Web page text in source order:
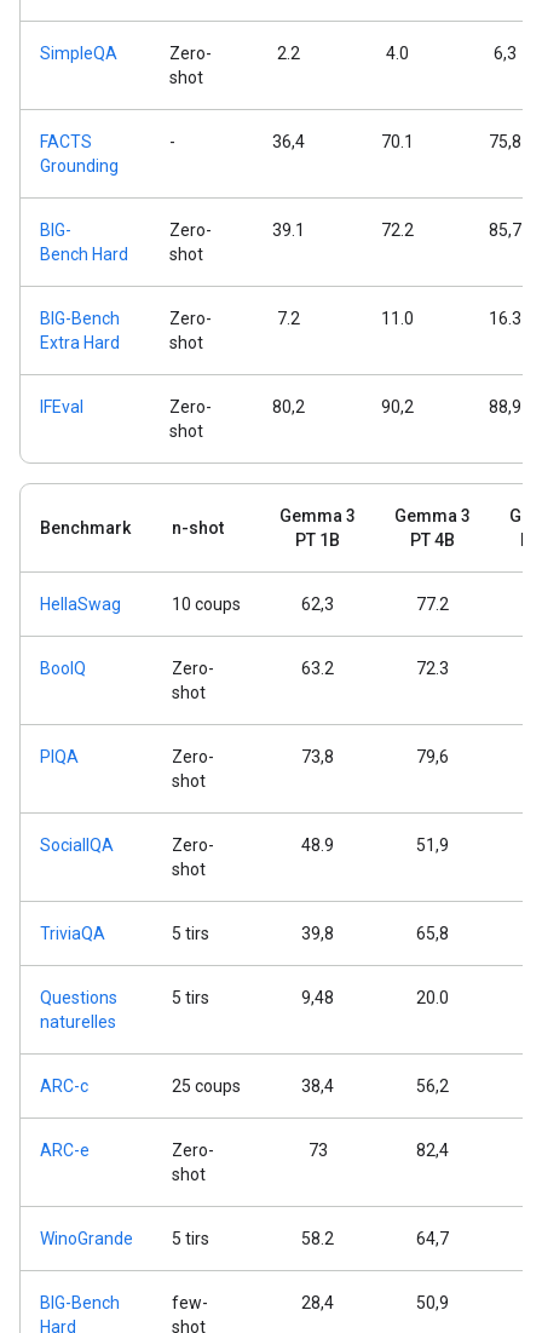
SimpleQA
Zero-
shot
2.2 4.0 6,3
FACTS
Grounding
- 36,4 70.1 75,8
BIG-
Bench Hard
Zero-
shot
39.1 72.2 85,7
BIG-Bench
Extra Hard
Zero-
shot
7.2 11.0 16.3
IFEval
Zero-
shot
80,2 90,2 88,9
Benchmark n-shot
Gemma 3
PT 1B
Gemma 3
PT 4B
HellaSwag 10 coups 62,3 77.2
BoolQ
Zero-
shot
63.2 72.3
PIQA
Zero-
shot
73,8 79,6
SocialIQA
Zero-
shot
48.9 51,9
TriviaQA 5 tirs 39,8 65,8
Questions
naturelles
5 tirs 9,48 20.0
ARC-c 25 coups 38,4 56,2
ARC-e
Zero-
shot
73 82,4
WinoGrande 5 tirs 58.2 64,7
BIG-Bench
Hard
few-
shot
28,4 50,9